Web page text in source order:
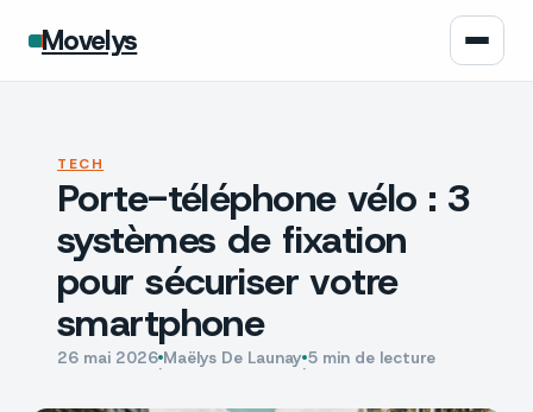
Movelys
Moto
Assurance
Écologie
TECH
Porte-téléphone vélo : 3
systèmes de fixation
pour sécuriser votre
smartphone
26 mai 2026·Maëlys De Launay·5 min de lecture